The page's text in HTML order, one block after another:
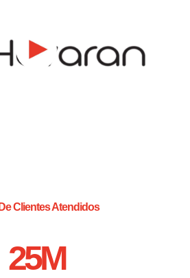
Clientes Atendidos
25M